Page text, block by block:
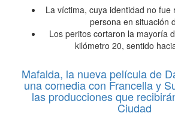
La víctima, cuya identidad no
persona en situación
Los peritos cortaron la mayoría
kilómetro 20, sentido
Mafalda, la nueva película de
una comedia con Francella y
las producciones que
Ciudad